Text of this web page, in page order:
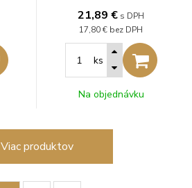
21,89 € s DPH
17,80 € bez DPH
ks
Na objednávku
Viac produktov